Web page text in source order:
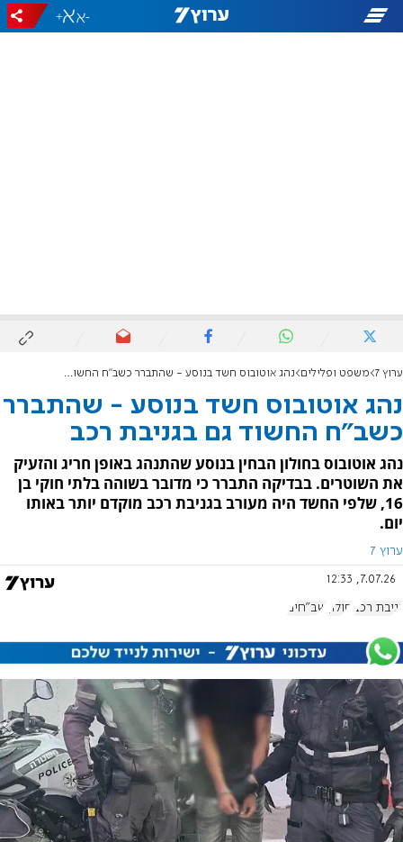
-
+
ערוץ 7 משפט ופלילים נהג אוטובוס חשד בנוסע - שהתברר כשב"ח החשוד גם בגניבת רכב
נהג אוטובוס חשד בנוסע - שהתברר
כשב"ח החשוד גם בגניבת רכב
נהג אוטובוס בחולון הבחין בנוסע שהתנהג באופן חריג והזעיק
את השוטרים. בבדיקה התברר כי מדובר בשוהה בלתי חוקי בן
16, שלפי החשד היה מעורב בגניבת רכב מוקדם יותר באותו
יום.
ערוץ 7
7.07.26, 12:33
גניבת רכב חולון שב"חים